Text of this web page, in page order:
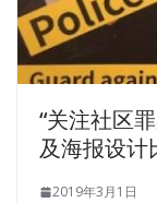
“关注社区
及海报设计
2019年3月1日